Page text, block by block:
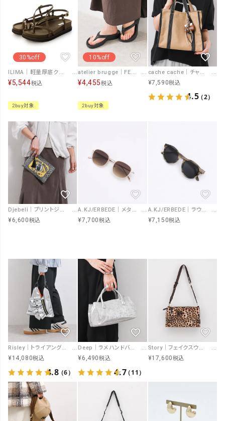
30%off
¥5,544税込
2buy対象
10%off
¥4,455税込
2buy対象
¥7,590税込
4.5（2）
Djebeli｜プリントジップポーチ [[SP]][F]
¥6,600税込
A.KJ/ERBEDE｜メタルフレームサングラス [[HELLO KL2505]][F]
¥7,700税込
A.KJ/ERBEDE｜ラウンドサングラス [[MARVIN KL1708-26SS]][F]
¥7,150税込
Risley｜トライアングルミニBAG [[R2601-TFB37]][F]
¥14,080税込
4.8（6）
Deep｜ラメハンドバッグ [[60268]][F]
¥6,490税込
4.7（11）
Story｜フェイクスウェード セパレート クロスボディ [[3A-1826-4]][F]
¥17,600税込